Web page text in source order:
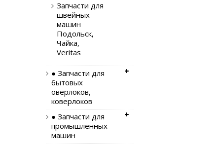
Запчасти для
швейных
машин
Подольск,
Чайка,
Veritas
● Запчасти для
бытовых
оверлоков,
коверлоков
● Запчасти для
промышленных
машин